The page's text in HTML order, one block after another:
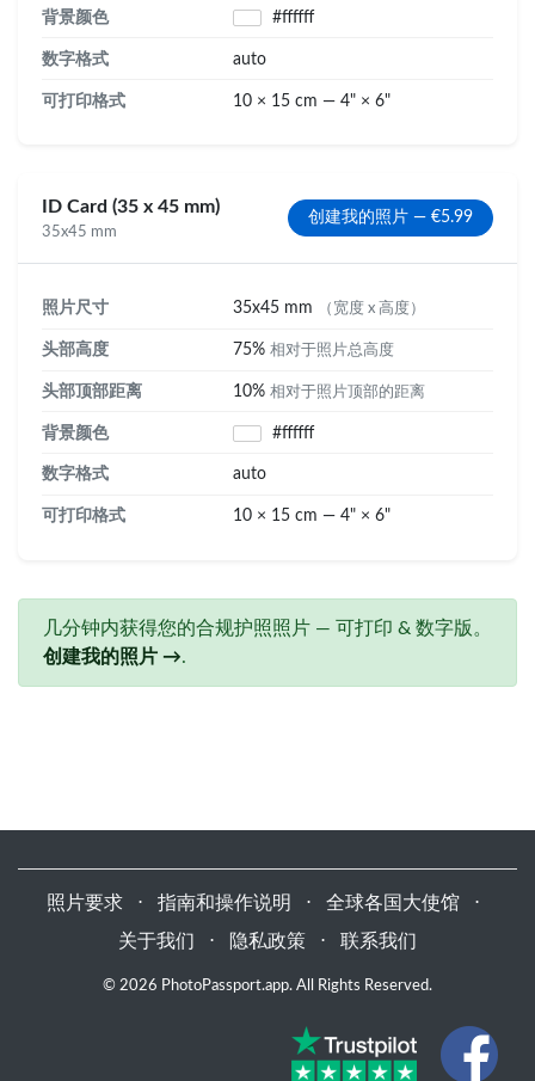
背景颜色 #ffffff
数字格式 auto
可打印格式 10 × 15 cm — 4" × 6"
ID Card (35 x 45 mm)
35x45 mm
创建我的照片 — €5.99
照片尺寸 35x45 mm （宽度 x 高度）
头部高度 75% 相对于照片总高度
头部顶部距离 10% 相对于照片顶部的距离
背景颜色 #ffffff
数字格式 auto
可打印格式 10 × 15 cm — 4" × 6"
几分钟内获得您的合规护照照片 — 可打印 & 数字版。
创建我的照片 →.
照片要求 ⋅ 指南和操作说明 ⋅ 全球各国大使馆
⋅
关于我们
⋅ 隐私政策 ⋅ 联系我们
© 2026 PhotoPassport.app. All Rights Reserved.